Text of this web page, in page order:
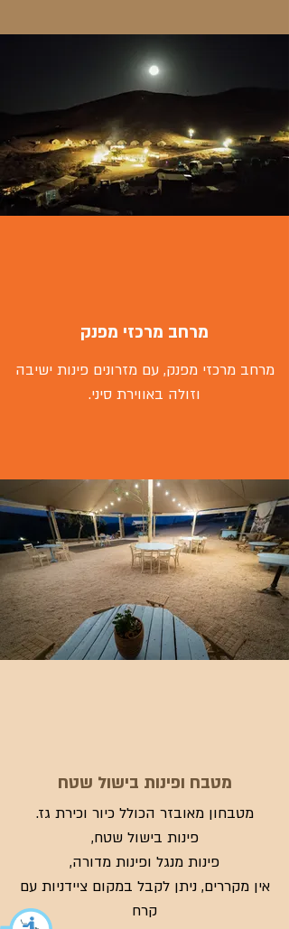
מרחב מרכזי מפנק
מרחב מרכזי מפנק, עם מזרונים פינות ישיבה
וזולה באווירת סיני.
מטבח ופינות בישול שטח
מטבחון מאובזר הכולל כיור וכירת גז.
פינות בישול שטח,
פינות מנגל ופינות מדורה,
אין מקררים, ניתן לקבל במקום ציידניות עם
קרח